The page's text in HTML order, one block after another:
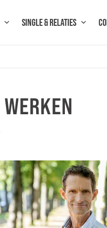
SINGLE & RELATIES